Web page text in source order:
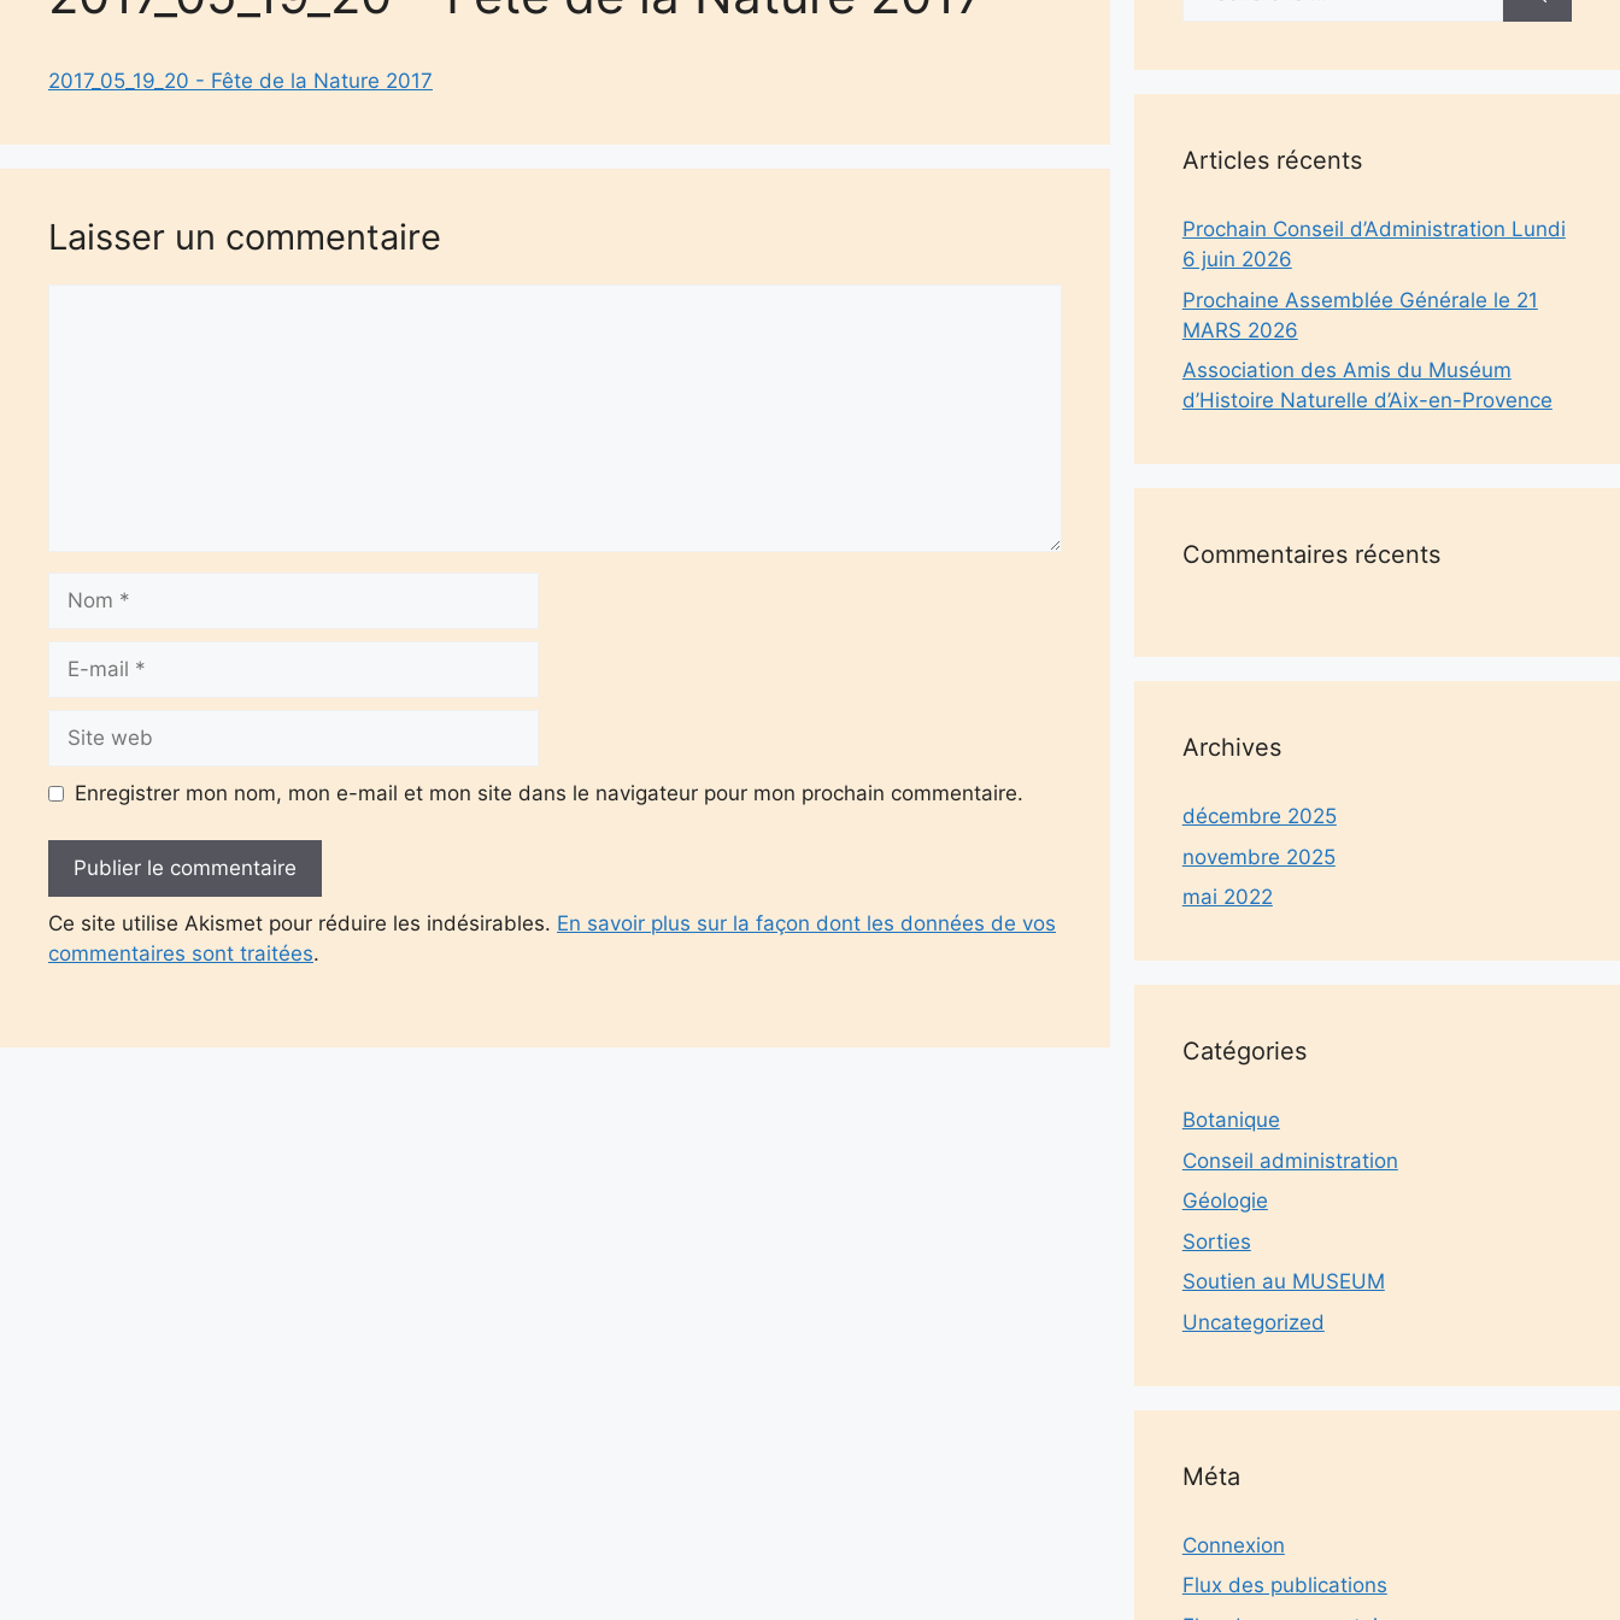
2017_05_19_20 - Fête de la Nature 2017
Laisser un commentaire
Nom
Site
web
Enregistrer mon nom, mon e-mail et mon site dans le navigateur pour mon prochain commentaire.
Ce site utilise Akismet pour réduire les indésirables. En savoir plus sur la façon dont les données de vos
commentaires sont traitées.
Articles récents
Prochain Conseil d’Administration Lundi
6 juin 2026
Prochaine Assemblée Générale le 21
MARS 2026
Association des Amis du Muséum
d’Histoire Naturelle d’Aix-en-Provence
Commentaires récents
Archives
décembre 2025
novembre 2025
mai 2022
Catégories
Botanique
Conseil administration
Géologie
Sorties
Soutien au MUSEUM
Uncategorized
Méta
Connexion
Flux des publications